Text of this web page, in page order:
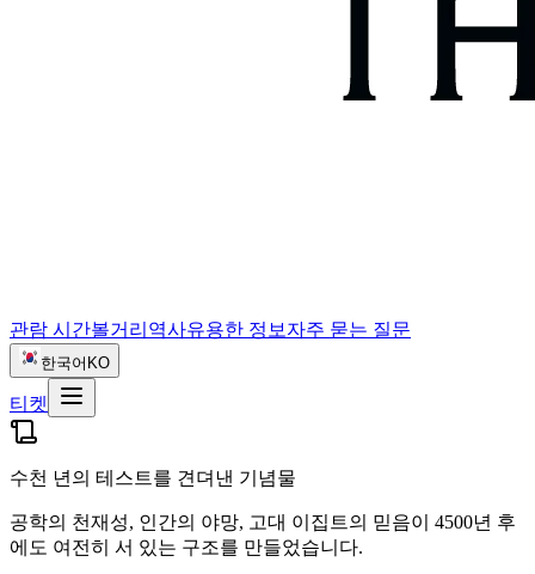
관람 시간볼거리 역사유용한 정보 자주 묻는 질문
한국어 KO
티켓
수천 년의 테스트를 견뎌낸 기념물
공학의 천재성, 인간의 야망, 고대 이집트의 믿음이 4500년 후
에도 여전히 서 있는 구조를 만들었습니다.